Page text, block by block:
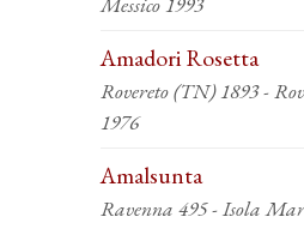
Amadori Rosetta
Rovereto (TN) 1893 -
1976
Amalsunta